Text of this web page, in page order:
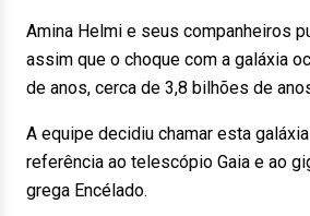
Amina Helmi e seus companheiros
assim que o choque com a galáxia
de anos, cerca de 3,8 bilhões de
A equipe decidiu chamar esta
referência ao telescópio Gaia e ao
grega Encélado.